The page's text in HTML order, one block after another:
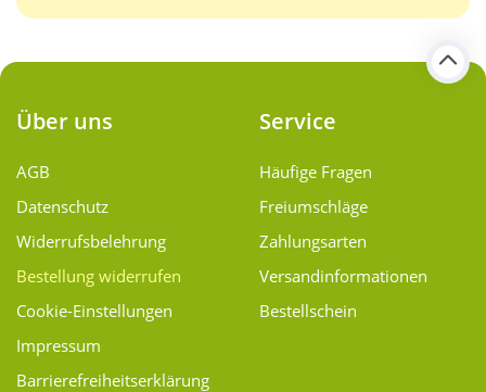
Über uns
AGB
Datenschutz
Widerrufsbelehrung
Bestellung widerrufen
Cookie-Einstellungen
Impressum
Barrierefreiheitserklärung
Service
Häufige Fragen
Freiumschläge
Zahlungsarten
Versand­informationen
Bestellschein